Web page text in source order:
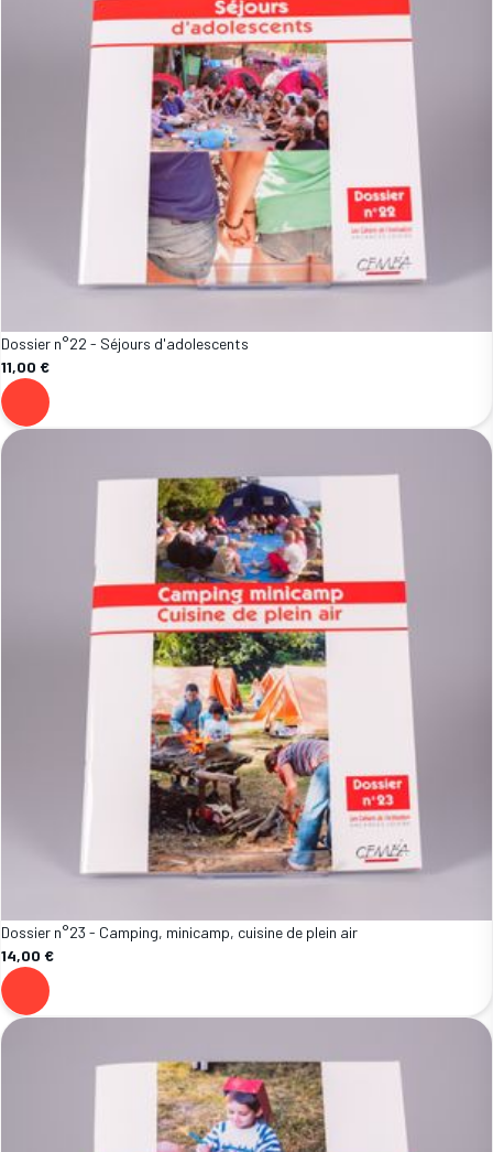
Dossier n°22 - Séjours d'adolescents
11,00 €
Dossier n°23 - Camping, minicamp, cuisine de plein air
14,00 €